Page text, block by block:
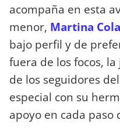
acompaña en esta
menor, Martina
bajo perfil y de
fuera de los focos,
de los seguidores
especial con su
apoyo en cada paso